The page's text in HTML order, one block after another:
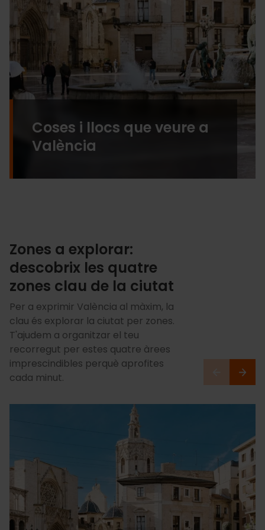
Coses i llocs que veure a
València
Zones a explorar:
descobrix les quatre
zones clau de la ciutat
Per a exprimir València al màxim, la
clau és explorar la ciutat per zones.
T'ajudem a organitzar el teu
recorregut per estes quatre àrees
imprescindibles perquè aprofites
cada minut.